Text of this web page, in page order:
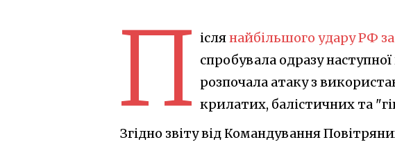
П іслянайбільшого удару РФ за
спробувала одразу наступної
розпочала атаку з
крилатих, балістичних та
Згідно звіту від Командування